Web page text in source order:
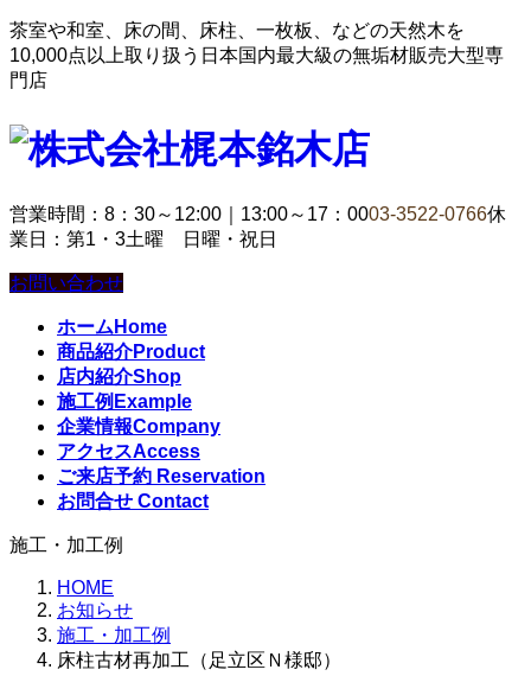
茶室や和室、床の間、床柱、一枚板、などの天然木を
10,000点以上取り扱う日本国内最大級の無垢材販売大型専
門店
営業時間：8：30～12:00｜13:00～17：0003-3522-0766休
業日：第1・3土曜 日曜・祝日
お問い合わせ
ホーム Home
商品紹介Product
店内紹介Shop
施工例 Example
企業情報Company
アクセスAccess
ご来店予約 Reservation
お問合せ Contact
施工・加工例
HOME
お知らせ
施工・加工例
床柱古材再加工（足立区Ｎ様邸）